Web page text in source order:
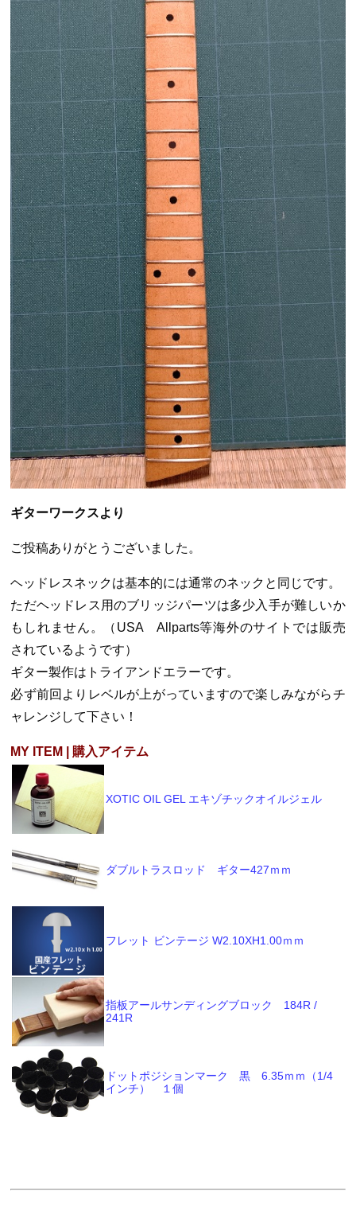
ギターワークスより
ご投稿ありがとうございました。
ヘッドレスネックは基本的には通常のネックと同じです。
ただヘッドレス用のブリッジパーツは多少入手が難しいか
もしれません。（USA Allparts等海外のサイトでは販売
されているようです）
ギター製作はトライアンドエラーです。
必ず前回よりレベルが上がっていますので楽しみながらチ
ャレンジして下さい！
MY ITEM | 購入アイテム
XOTIC OIL GEL エキゾチックオイルジェル
ダブルトラスロッド ギター427ｍｍ
フレット ビンテージ W2.10XH1.00ｍｍ
指板アールサンディングブロック 184R /
241R
ドットポジションマーク 黒 6.35ｍｍ（1/4
インチ） １個